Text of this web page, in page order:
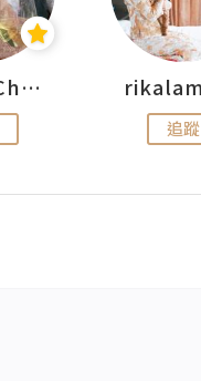
思思賢 ChillMyBabe
追蹤